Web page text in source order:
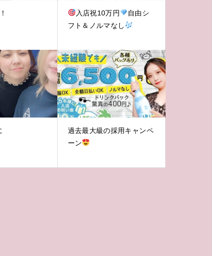
入店祝10万円
自由シ
フト＆ノルマなし
過去最大級の採用キャンペ
ーン